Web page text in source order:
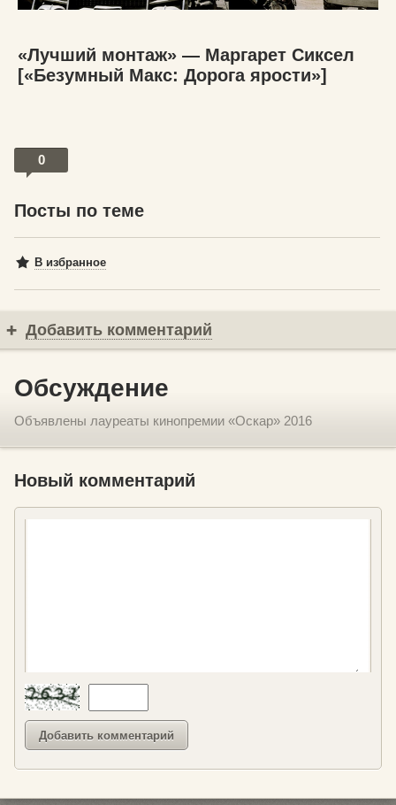
«Лучший монтаж» — Маргарет Сиксел
[«Безумный Макс: Дорога ярости»]
0
Посты по теме
В избранное
Добавить комментарий
Обсуждение
Объявлены лауреаты кинопремии «Оскар» 2016
Новый комментарий